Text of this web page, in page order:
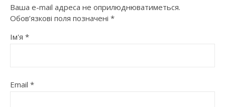
Ваша e-mail адреса не оприлюднюватиметься.
Обов’язкові поля позначені *
Ім'я *
Email *